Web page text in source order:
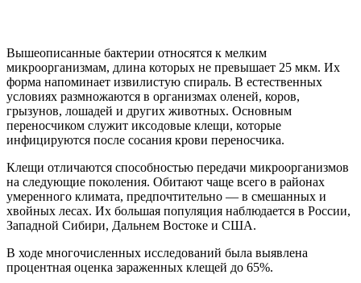
Вышеописанные бактерии относятся к мелким
микроорганизмам, длина которых не превышает 25 мкм. Их
форма напоминает извилистую спираль. В естественных
условиях размножаются в организмах оленей, коров,
грызунов, лошадей и других животных. Основным
переносчиком служит иксодовые клещи, которые
инфицируются после сосания крови переносчика.
Клещи отличаются способностью передачи микроорганизмов
на следующие поколения. Обитают чаще всего в районах
умеренного климата, предпочтительно — в смешанных и
хвойных лесах. Их большая популяция наблюдается в России,
Западной Сибири, Дальнем Востоке и США.
В ходе многочисленных исследований была выявлена
процентная оценка зараженных клещей до 65%.